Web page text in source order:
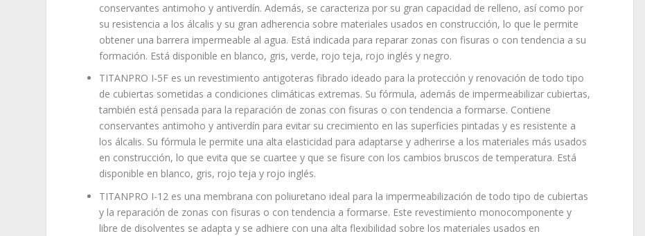
conservantes antimoho y antiverdín. Además, se caracteriza por su gran capacidad de relleno, así como por
su resistencia a los álcalis y su gran adherencia sobre materiales usados en construcción, lo que le permite
obtener una barrera impermeable al agua. Está indicada para reparar zonas con fisuras o con tendencia a su
formación. Está disponible en blanco, gris, verde, rojo teja, rojo inglés y negro.
TITANPRO I-5F es un revestimiento antigoteras fibrado ideado para la protección y renovación de todo tipo
de cubiertas sometidas a condiciones climáticas extremas. Su fórmula, además de impermeabilizar cubiertas,
también está pensada para la reparación de zonas con fisuras o con tendencia a formarse. Contiene
conservantes antimoho y antiverdín para evitar su crecimiento en las superficies pintadas y es resistente a
los álcalis. Su fórmula le permite una alta elasticidad para adaptarse y adherirse a los materiales más usados
en construcción, lo que evita que se cuartee y que se fisure con los cambios bruscos de temperatura. Está
disponible en blanco, gris, rojo teja y rojo inglés.
TITANPRO I-12 es una membrana con poliuretano ideal para la impermeabilización de todo tipo de cubiertas
y la reparación de zonas con fisuras o con tendencia a formarse. Este revestimiento monocomponente y
libre de disolventes se adapta y se adhiere con una alta flexibilidad sobre los materiales usados en